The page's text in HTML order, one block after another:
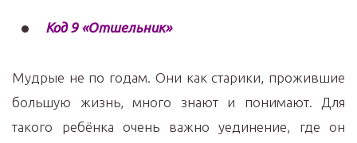
Код 9 «Отшельник»
Мудрые не по годам. Они как старики, прожившие
большую жизнь, много знают и понимают. Для
такого ребёнка очень важно уединение, где он